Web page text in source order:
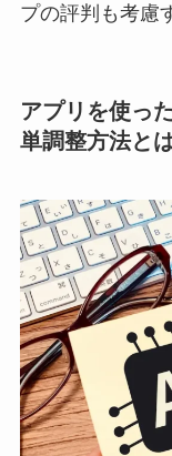
プの評判も考慮
アプリを使っ
単調整方法と